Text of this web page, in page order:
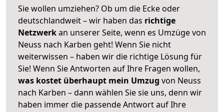
Sie wollen umziehen? Ob um die Ecke oder
deutschlandweit – wir haben das richtige
Netzwerkan unserer Seite, wenn es Umzüge von
Neuss nach Karben geht! Wenn Sie nicht
weiterwissen – haben wir die richtige Lösung für
Sie! Wenn Sie Antworten auf Ihre Fragen wollen,
was kostet überhaupt mein Umzug von Neuss
nach Karben – dann wählen Sie sie uns, denn wir
haben immer die passende Antwort auf Ihre